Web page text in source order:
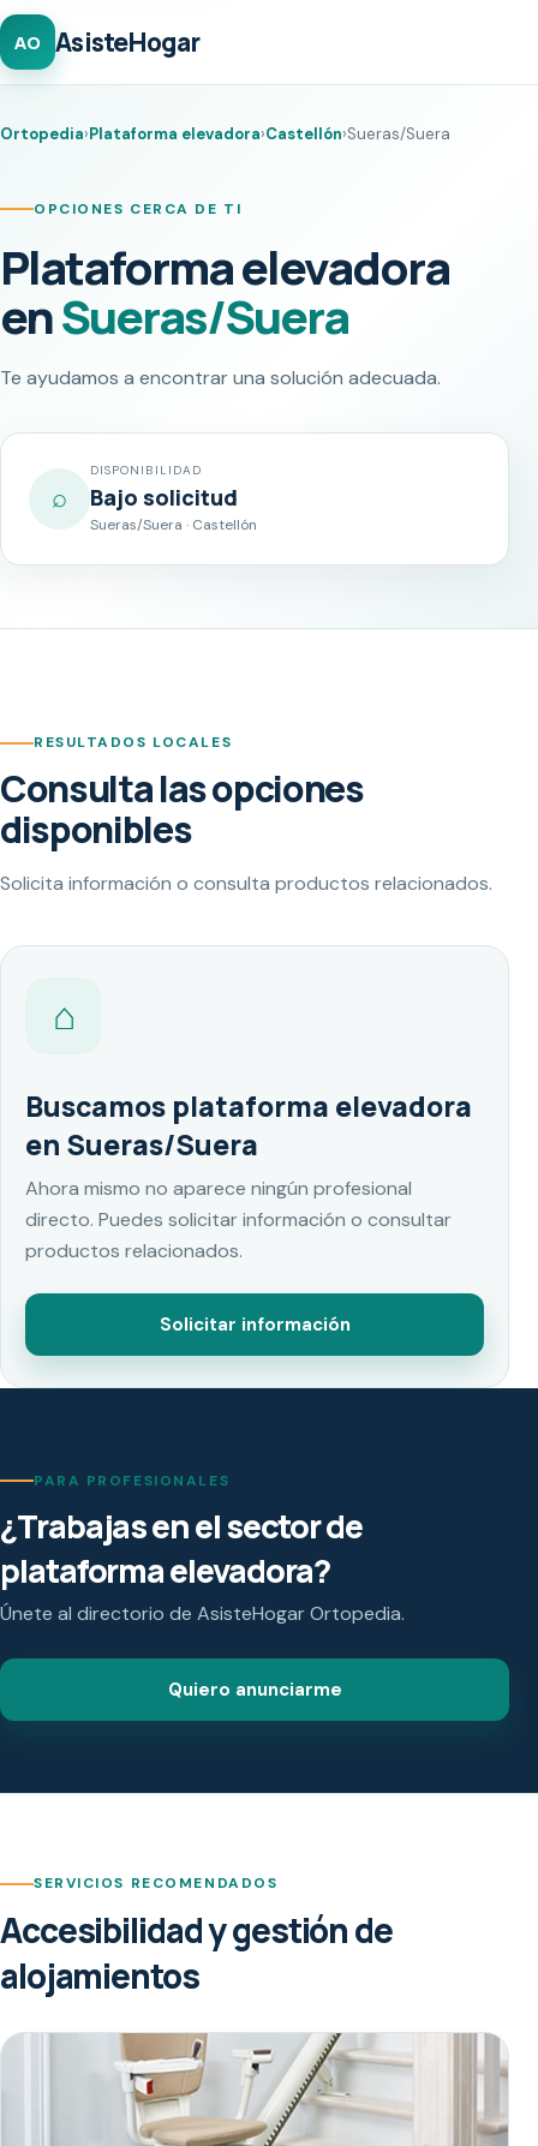
AO AsisteHogar
Ortopedia›Plataforma elevadora›Castellón›Sueras/Suera
OPCIONES CERCA DE TI
Plataforma elevadora
enSueras/Suera
Te ayudamos a encontrar una solución adecuada.
⌕
DISPONIBILIDAD
Bajo solicitud
Sueras/Suera · Castellón
RESULTADOS LOCALES
Consulta las opciones
disponibles
Solicita información o consulta productos relacionados.
⌂
Buscamos plataforma elevadora
en Sueras/Suera
Ahora mismo no aparece ningún profesional
directo. Puedes solicitar información o consultar
productos relacionados.
Solicitar información
PARA PROFESIONALES
¿Trabajas en el sector de
plataforma elevadora?
Únete al directorio de AsisteHogar Ortopedia.
Quiero anunciarme
SERVICIOS RECOMENDADOS
Accesibilidad y gestión de
alojamientos